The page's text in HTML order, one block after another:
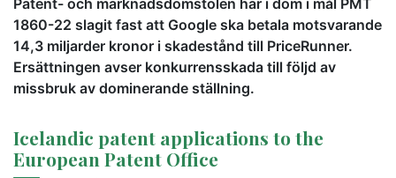
1860-22 slagit fast att Google ska betala motsvarande
14,3 miljarder kronor i skadestånd till PriceRunner.
Ersättningen avser konkurrensskada till följd av
missbruk av dominerande ställning.
Icelandic patent applications to the
European Patent Office